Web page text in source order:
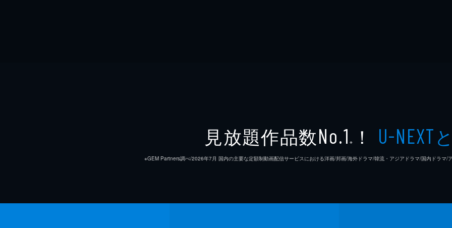
見放題作品数No.1 ※ ！ U-NEXT
※GEM Partners調べ/2026年7⽉ 国内の主要な定額制動画配信サービスにおける洋画/邦画/海外ドラマ/韓流・アジアドラマ/国内ドラマ/